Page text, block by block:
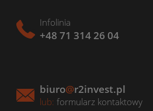
Infolinia
+48 71 314 26 04
biuro@r2invest.pl
lub: formularz kontaktowy